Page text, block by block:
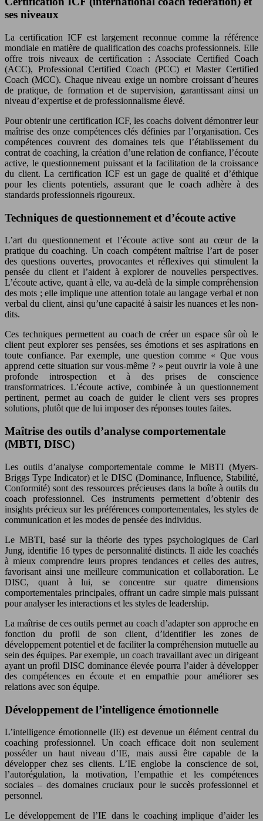
ses niveaux
La certification ICF est largement reconnue comme la référence
mondiale en matière de qualification des coachs professionnels. Elle
offre trois niveaux de certification : Associate Certified Coach
(ACC), Professional Certified Coach (PCC) et Master Certified
Coach (MCC). Chaque niveau exige un nombre croissant d’heures
de pratique, de formation et de supervision, garantissant ainsi un
niveau d’expertise et de professionnalisme élevé.
Pour obtenir une certification ICF, les coachs doivent démontrer leur
maîtrise des onze compétences clés définies par l’organisation. Ces
compétences couvrent des domaines tels que l’établissement du
contrat de coaching, la création d’une relation de confiance, l’écoute
active, le questionnement puissant et la facilitation de la croissance
du client. La certification ICF est un gage de qualité et d’éthique
pour les clients potentiels, assurant que le coach adhère à des
standards professionnels rigoureux.
Techniques de questionnement et d’écoute active
L’art du questionnement et l’écoute active sont au cœur de la
pratique du coaching. Un coach compétent maîtrise l’art de poser
des questions ouvertes, provocantes et réflexives qui stimulent la
pensée du client et l’aident à explorer de nouvelles perspectives.
L’écoute active, quant à elle, va au-delà de la simple compréhension
des mots ; elle implique une attention totale au langage verbal et non
verbal du client, ainsi qu’une capacité à saisir les nuances et les non-
dits.
Ces techniques permettent au coach de créer un espace sûr où le
client peut explorer ses pensées, ses émotions et ses aspirations en
toute confiance. Par exemple, une question comme « Que vous
apprend cette situation sur vous-même ? » peut ouvrir la voie à une
profonde introspection et à des prises de conscience
transformatrices. L’écoute active, combinée à un questionnement
pertinent, permet au coach de guider le client vers ses propres
solutions, plutôt que de lui imposer des réponses toutes faites.
Maîtrise des outils d’analyse comportementale
(MBTI, DISC)
Les outils d’analyse comportementale comme le MBTI (Myers-
Briggs Type Indicator) et le DISC (Dominance, Influence, Stabilité,
Conformité) sont des ressources précieuses dans la boîte à outils du
coach professionnel. Ces instruments permettent d’obtenir des
insights précieux sur les préférences comportementales, les styles de
communication et les modes de pensée des individus.
Le MBTI, basé sur la théorie des types psychologiques de Carl
Jung, identifie 16 types de personnalité distincts. Il aide les coachés
à mieux comprendre leurs propres tendances et celles des autres,
favorisant ainsi une meilleure communication et collaboration. Le
DISC, quant à lui, se concentre sur quatre dimensions
comportementales principales, offrant un cadre simple mais puissant
pour analyser les interactions et les styles de leadership.
La maîtrise de ces outils permet au coach d’adapter son approche en
fonction du profil de son client, d’identifier les zones de
développement potentiel et de faciliter la compréhension mutuelle au
sein des équipes. Par exemple, un coach travaillant avec un dirigeant
ayant un profil DISC dominance élevée pourra l’aider à développer
des compétences en écoute et en empathie pour améliorer ses
relations avec son équipe.
Développement de l’intelligence émotionnelle
L’intelligence émotionnelle (IE) est devenue un élément central du
coaching professionnel. Un coach efficace doit non seulement
posséder un haut niveau d’IE, mais aussi être capable de la
développer chez ses clients. L’IE englobe la conscience de soi,
l’autorégulation, la motivation, l’empathie et les compétences
sociales – des domaines cruciaux pour le succès professionnel et
personnel.
Le développement de l’IE dans le coaching implique d’aider les